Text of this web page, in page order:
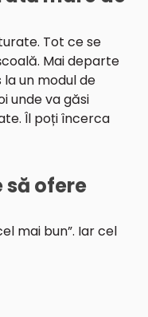
Tot ce se
Mai departe
un modul de
unde va găsi
Îl poți încerca
să ofere
mai bun”. Iar cel